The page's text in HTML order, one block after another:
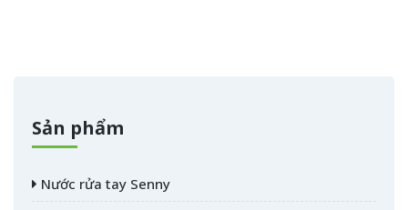
Sản phẩm
Nước rửa tay Senny